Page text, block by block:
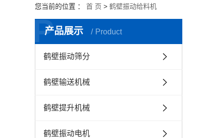
您当前的位置 ： 首 页 > 鹤壁振动给料机
产品展示 Product
P
鹤壁振动筛分
鹤壁输送机械
鹤壁提升机械
鹤壁振动电机